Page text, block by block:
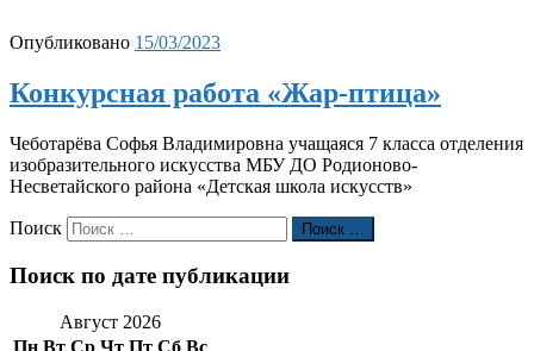
Опубликовано 15/03/2023
Конкурсная работа «Жар-птица»
Чеботарёва Софья Владимировна учащаяся 7 класса отделения
изобразительного искусства МБУ ДО Родионово-
Несветайского района «Детская школа искусств»
Поиск Поиск …
Поиск по дате публикации
Август 2026
Пн Вт Ср Чт Пт Сб Вс